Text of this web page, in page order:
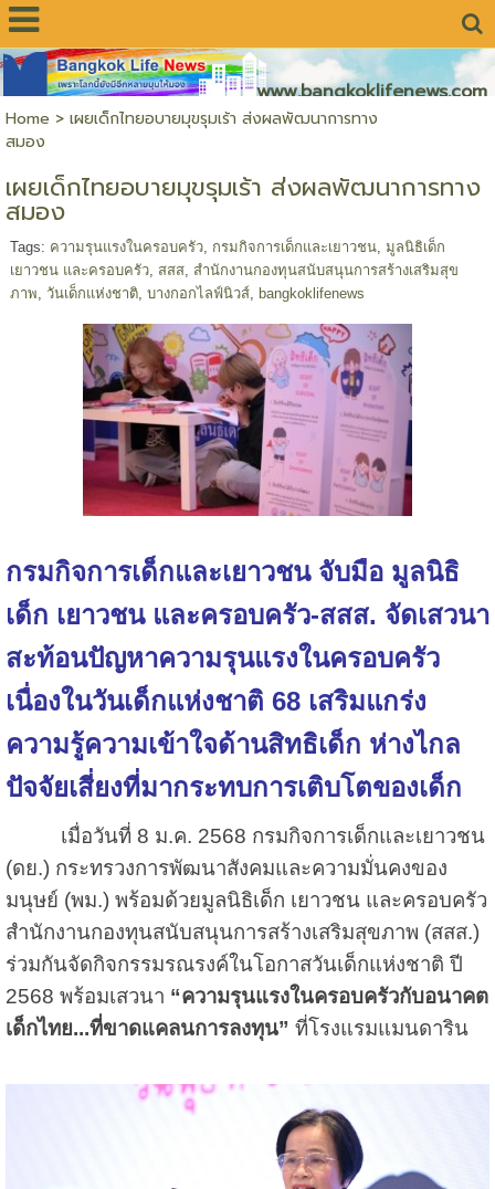
www.bangkoklifenews.com
Home > เผยเด็กไทยอบายมุขรุมเร้า ส่งผลพัฒนาการทาง
สมอง
เผยเด็กไทยอบายมุขรุมเร้า ส่งผลพัฒนาการทาง
สมอง
Tags: ความรุนแรงในครอบครัว, กรมกิจการเด็กและเยาวชน, มูลนิธิเด็ก
เยาวชน และครอบครัว, สสส, สำนักงานกองทุนสนับสนุนการสร้างเสริมสุข
ภาพ วันเด็กแห่งชาติ, บางกอกไลฟ์นิวส์, bangkoklifenews
กรมกิจการเด็กและเยาวชน จับมือ มูลนิธิ
เด็ก เยาวชน และครอบครัว-สสส. จัดเสวนา
สะท้อนปัญหาความรุนแรงในครอบครัว
เนื่องในวันเด็กแห่งชาติ 68 เสริมแกร่ง
ความรู้ความเข้าใจด้านสิทธิเด็ก ห่างไกล
ปัจจัยเสี่ยงที่มากระทบการเติบโตของเด็ก
เมื่อวันที่ 8 ม.ค. 2568 กรมกิจการเด็กและเยาวชน
(ดย.) กระทรวงการพัฒนาสังคมและความมั่นคงของ
มนุษย์ (พม.) พร้อมด้วยมูลนิธิเด็ก เยาวชน และครอบครัว
สำนักงานกองทุนสนับสนุนการสร้างเสริมสุขภาพ (สสส.)
ร่วมกันจัดกิจกรรมรณรงค์ในโอกาสวันเด็กแห่งชาติ ปี
2568 พร้อมเสวนา “ความรุนแรงในครอบครัวกับอนาคต
เด็กไทย...ที่ขาดแคลนการลงทุน” ที่โรงแรมแมนดาริน